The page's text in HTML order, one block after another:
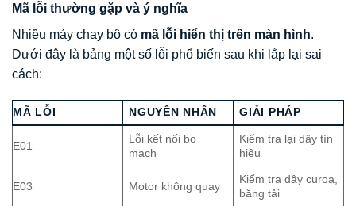
Mã lỗi thường gặp và ý nghĩa
Nhiều máy chạy bộ có mã lỗi hiển thị trên màn hình.
Dưới đây là bảng một số lỗi phổ biến sau khi lắp lại sai
cách:
MÃ LỖI NGUYÊN NHÂN GIẢI PHÁP
E01
Lỗi kết nối bo
mạch
Kiểm tra lại dây tín
hiệu
E03 Motor không quay
Kiểm tra dây curoa,
băng tải